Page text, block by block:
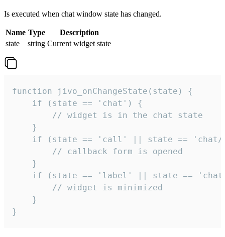
Is executed when chat window state has changed.
Name Type
Description
state
string Current widget state
function jivo_onChangeState(state) {
    if (state == 'chat') {
        // widget is in the chat state
    }
if (state == 'call' || state ==
        // callback form is opened
    }
if (state == 'label' || state ==
        // widget is minimized
    }
}